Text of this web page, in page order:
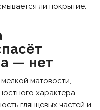
ли покрытие.
— нет
матовости,
характера.
глянцевых частей и